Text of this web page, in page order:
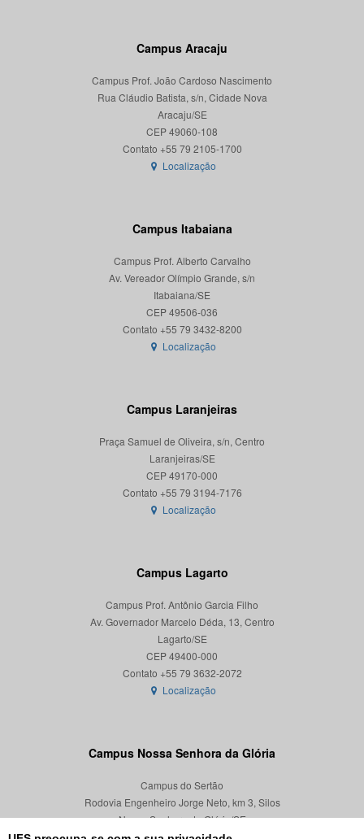
Campus Aracaju
Campus Prof. João Cardoso Nascimento
Rua Cláudio Batista, s/n, Cidade Nova
Aracaju/SE
CEP 49060-108
Localização
Campus Itabaiana
Campus Prof. Alberto Carvalho
Av. Vereador Olímpio Grande, s/n
Itabaiana/SE
CEP 49506-036
Localização
Campus Laranjeiras
Praça Samuel de Oliveira, s/n, Centro
Laranjeiras/SE
CEP 49170-000
Localização
Campus Lagarto
Campus Prof. Antônio Garcia Filho
Av. Governador Marcelo Déda, 13, Centro
Lagarto/SE
CEP 49400-000
Localização
Campus Nossa Senhora da Glória
Campus do Sertão
Rodovia Engenheiro Jorge Neto, km 3, Silos
Nossa Senhora da Glória/SE